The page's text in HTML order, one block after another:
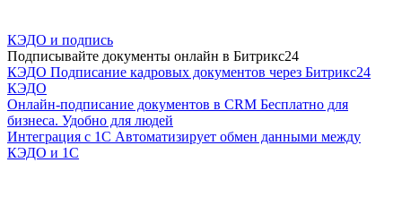
КЭДО и подпись
Подписывайте документы онлайн в Битрикс24
КЭДО Подписание кадровых документов через Битрикс24
КЭДО
Онлайн-подписание документов в CRM Бесплатно для
бизнеса. Удобно для людей
Интеграция с 1С Автоматизирует обмен данными между
КЭДО и 1С